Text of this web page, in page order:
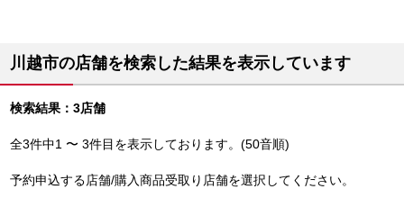
川越市の店舗を検索した結果を表示しています
検索結果：3店舗
全3件中1 〜 3件目を表示しております。(50音順)
予約申込する店舗/購入商品受取り店舗を選択してください。